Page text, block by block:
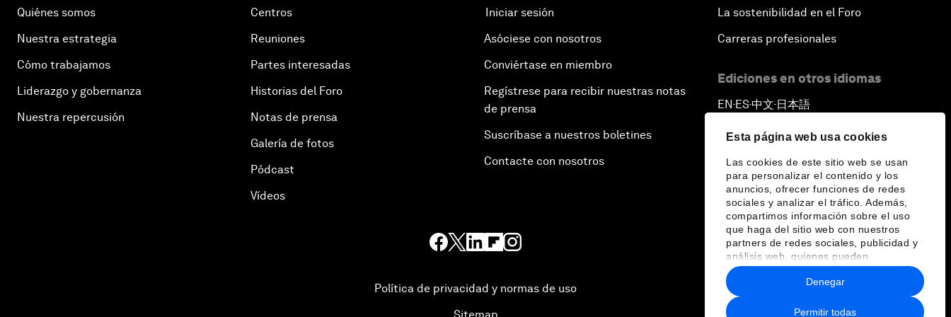
Esta página web usa cookies
Las cookies de este sitio web se usan
para personalizar el contenido y los
anuncios, ofrecer funciones de redes
sociales y analizar el tráfico. Además,
compartimos información sobre el uso
que haga del sitio web con nuestros
partners de redes sociales, publicidad y
análisis web, quienes pueden
combinarla con otra información que les
haya proporcionado o que hayan
recopilado a partir del uso que haya
hecho de sus servicios.
Permitir todas
Denegar
Quiénes somos
Nuestra estrategia
Cómo trabajamos
Liderazgo y gobernanza
Nuestra repercusión
Centros
Reuniones
Partes interesadas
Historias del Foro
Notas de prensa
Galería de fotos
Pódcast
Vídeos
Iniciar sesión
Asóciese con nosotros
Conviértase en miembro
Regístrese para recibir nuestras notas
de prensa
Suscríbase a nuestros boletines
Contacte con nosotros
La sostenibilidad en el Foro
Carreras profesionales
Ediciones en otros idiomas
EN ▪ ES▪中文▪ 日本語
Política de privacidad y normas de uso